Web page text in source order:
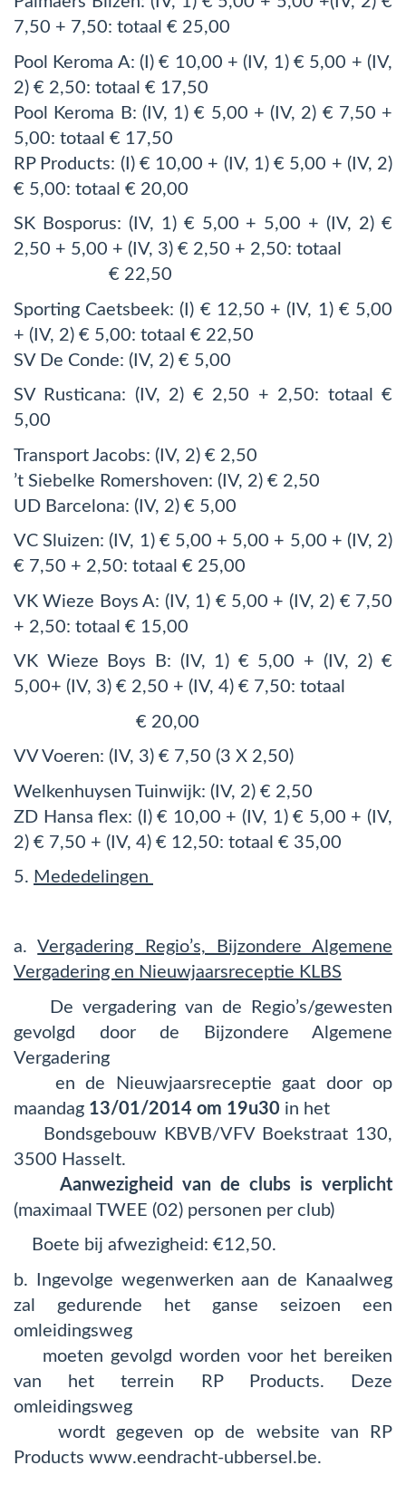
7,50 + 7,50: totaal € 25,00
Pool Keroma A: (I) € 10,00 + (IV, 1) € 5,00 + (IV,
2) € 2,50: totaal € 17,50
Pool Keroma B: (IV, 1) € 5,00 + (IV, 2) € 7,50 +
5,00: totaal € 17,50
RP Products: (I) € 10,00 + (IV, 1) € 5,00 + (IV, 2)
€ 5,00: totaal € 20,00
SK Bosporus: (IV, 1) € 5,00 + 5,00 + (IV, 2) €
2,50 + 5,00 + (IV, 3) € 2,50 + 2,50: totaal
€ 22,50
Sporting Caetsbeek: (I) € 12,50 + (IV, 1) € 5,00
+ (IV, 2) € 5,00: totaal € 22,50
SV De Conde: (IV, 2) € 5,00
SV Rusticana: (IV, 2) € 2,50 + 2,50: totaal €
5,00
Transport Jacobs: (IV, 2) € 2,50
’t Siebelke Romershoven: (IV, 2) € 2,50
UD Barcelona: (IV, 2) € 5,00
VC Sluizen: (IV, 1) € 5,00 + 5,00 + 5,00 + (IV, 2)
€ 7,50 + 2,50: totaal € 25,00
VK Wieze Boys A: (IV, 1) € 5,00 + (IV, 2) € 7,50
+ 2,50: totaal € 15,00
VK Wieze Boys B: (IV, 1) € 5,00 + (IV, 2) €
5,00+ (IV, 3) € 2,50 + (IV, 4) € 7,50: totaal
€ 20,00
VV Voeren: (IV, 3) € 7,50 (3 X 2,50)
Welkenhuysen Tuinwijk: (IV, 2) € 2,50
ZD Hansa flex: (I) € 10,00 + (IV, 1) € 5,00 + (IV,
2) € 7,50 + (IV, 4) € 12,50: totaal € 35,00
5. Mededelingen
a.Vergadering Regio’s, Bijzondere Algemene
Vergadering en Nieuwjaarsreceptie KLBS
De vergadering van de Regio’s/gewesten
gevolgd door de Bijzondere Algemene
Vergadering
en de Nieuwjaarsreceptie gaat door op
maandag 13/01/2014 om 19u30 in het
Bondsgebouw KBVB/VFV Boekstraat 130,
3500 Hasselt.
Aanwezigheid van de clubs is verplicht
(maximaal TWEE (02) personen per club)
Boete bij afwezigheid: €12,50.
b. Ingevolge wegenwerken aan de Kanaalweg
zal gedurende het ganse seizoen een
omleidingsweg
moeten gevolgd worden voor het bereiken
van het terrein RP Products. Deze
omleidingsweg
wordt gegeven op de website van RP
Products www.eendracht-ubbersel.be.